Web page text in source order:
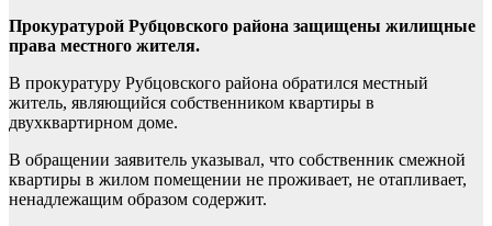
Прокуратурой Рубцовского района защищены жилищные
права местного жителя.
В прокуратуру Рубцовского района обратился местный
житель, являющийся собственником квартиры в
двухквартирном доме.
В обращении заявитель указывал, что собственник смежной
квартиры в жилом помещении не проживает, не отапливает,
ненадлежащим образом содержит.